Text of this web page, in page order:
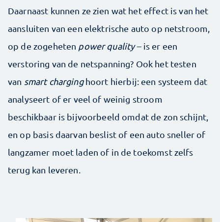
Daarnaast kunnen ze zien wat het effect is van het
aansluiten van een elektrische auto op netstroom,
op de zogeheten power quality– is er een
verstoring van de netspanning? Ook het testen
van smart charginghoort hierbij: een systeem dat
analyseert of er veel of weinig stroom
beschikbaar is bijvoorbeeld omdat de zon schijnt,
en op basis daarvan beslist of een auto sneller of
langzamer moet laden of in de toekomst zelfs
terug kan leveren.